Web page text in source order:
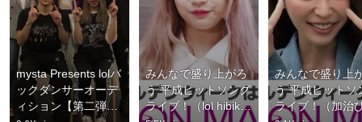
mysta Presents lolバ
ックダンサーオーデ
ィション【第二弾】
みんなで盛り上がろ
う 平成ヒットソング
ライブ！（lol hibiki
みんなで盛り上
う 平成ヒットソ
ライブ！（加治